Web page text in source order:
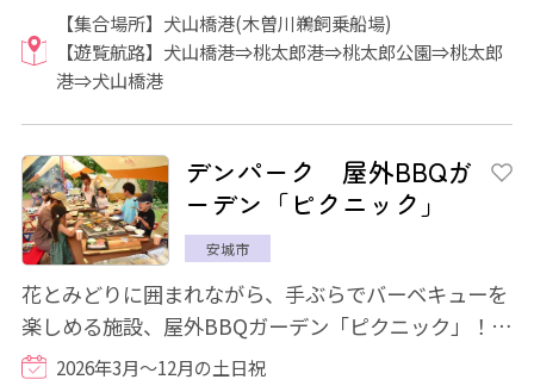
【集合場所】犬山橋港(木曽川鵜飼乗船場)
【遊覧航路】犬山橋港⇒桃太郎港⇒桃太郎公園⇒桃太郎
港⇒犬山橋港
デンパーク 屋外BBQガ
ーデン「ピクニック」
安城市
花とみどりに囲まれながら、手ぶらでバーベキューを
楽しめる施設、屋外BBQガーデン「ピクニック」！バ
ーベキューに必要なものはすべて揃っており、...
2026年3月～12月の土日祝